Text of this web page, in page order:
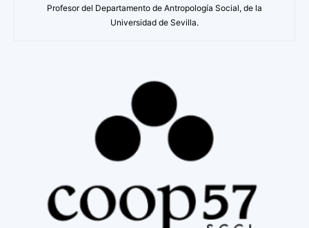
Profesor del Departamento de Antropología Social, de la
Universidad de Sevilla.